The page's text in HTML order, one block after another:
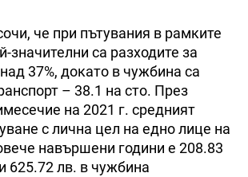
че при пътувания в рамките
значителни са разходите за
37%, докато в чужбина са
– 38.1 на сто. През
на 2021 г. средният
с лична цел на едно лице на
навършени години е 208.83
625.72 лв. в чужбина